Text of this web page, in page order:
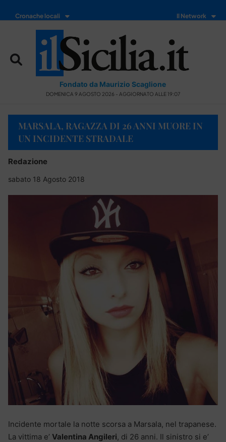
Cronache locali Il Network
Fondato da Maurizio Scaglione
DOMENICA 9 AGOSTO 2026 - AGGIORNATO ALLE 19:07
MARSALA, RAGAZZA DI 26 ANNI MUORE IN
UN INCIDENTE STRADALE
Redazione
sabato 18 Agosto 2018
Incidente mortale la notte scorsa a Marsala, nel trapanese.
La vittima e’ Valentina Angileri, di 26 anni. Il sinistro si e’